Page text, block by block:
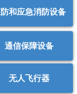
和应急消防设备
通信保障设备
无人飞行器